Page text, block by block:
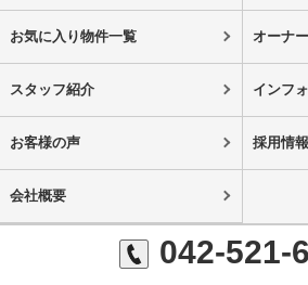
お気に入り物件一覧 オーナ
スタッフ紹介 インフ
お客様の声 採用情報
会社概要
042-521-